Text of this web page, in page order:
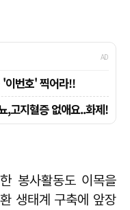
봉사활동도 이목을
생태계 구축에 앞장